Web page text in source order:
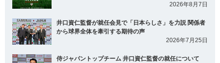
2026年8月7日
井口資仁監督が就任会見で「日本らしさ」を力説 関係者
から球界全体を牽引する期待の声
2026年7月25日
侍ジャパントップチーム 井口資仁監督の就任について